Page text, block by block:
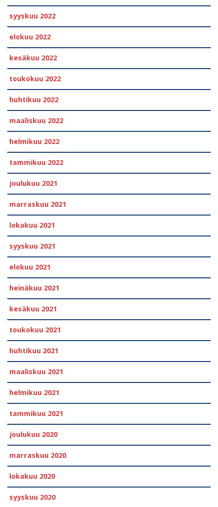
syyskuu 2022
elokuu 2022
kesäkuu 2022
toukokuu 2022
huhtikuu 2022
maaliskuu 2022
helmikuu 2022
tammikuu 2022
joulukuu 2021
marraskuu 2021
lokakuu 2021
syyskuu 2021
elokuu 2021
heinäkuu 2021
kesäkuu 2021
toukokuu 2021
huhtikuu 2021
maaliskuu 2021
helmikuu 2021
tammikuu 2021
joulukuu 2020
marraskuu 2020
lokakuu 2020
syyskuu 2020